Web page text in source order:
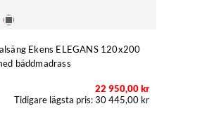
Ekens ELEGANS 120x200
bäddmadrass
22 950,00 kr
30 445,00 kr